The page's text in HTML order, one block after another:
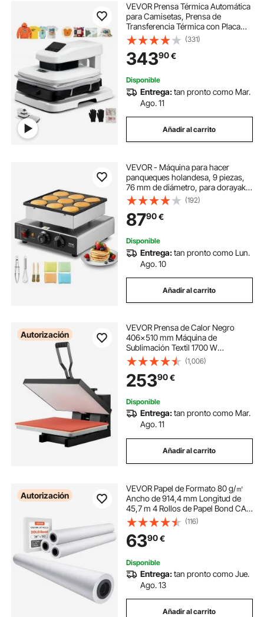
VEVOR Prensa Térmica Automática
para Camisetas, Prensa de
Transferencia Térmica con Placa
Calefactora de 38 x 38 cm,
Liberación Automática, Presión
Ajustable y Pantalla Digital,
Sublimación, Blanco
(331)
34390€
Disponible
Entrega:tan pronto como Mar.
Ago. 11
Añadir al carrito
VEVOR - Máquina para hacer
panqueques holandesa, 9 piezas,
76 mm de diámetro, para dorayaki,
parrilla eléctrica comercial para
poffertjes de 850 W, acero
inoxidable antiadherente, control
de temperatura y tiempo, para
cocina casera, restaurante, snack
bar
(192)
8790€
Disponible
Entrega:tan pronto como Lun.
Ago. 10
Añadir al carrito
Autorización
VEVOR Prensa de Calor Negro
406x510 mm Máquina de
Sublimación Textil 1700 W
Calentamiento Rápido Prensa de
Calor por Transferencia por
Sublimación Digital e Industrial para
Camiseta, Bolso, Almohada
(1,006)
25390€
Disponible
Entrega:tan pronto como Mar.
Ago. 11
Añadir al carrito
Autorización
VEVOR Papel de Formato 80 g/㎡
Ancho de 914,4 mm Longitud de
45,7 m 4 Rollos de Papel Bond CAD
con Núcleo de 50,8 mm Rollos de
Papel Bond para Trazador para
Dibujos CAD, Planos de Ingeniería,
Blanco
(116)
6390€
Disponible
Entrega:tan pronto como Jue.
Ago. 13
Añadir al carrito